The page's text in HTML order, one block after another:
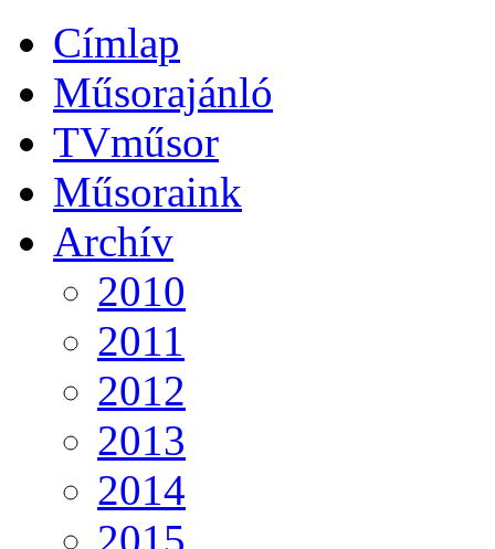
Címlap
Műsorajánló
TVműsor
Műsoraink
Archív
2010
2011
2012
2013
2014